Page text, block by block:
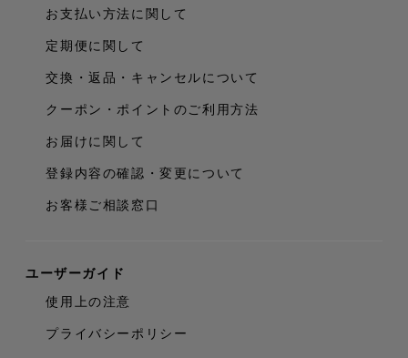
お支払い方法に関して
定期便に関して
交換・返品・キャンセルについて
クーポン・ポイントのご利用方法
お届けに関して
登録内容の確認・変更について
お客様ご相談窓口
ユーザーガイド
使用上の注意
プライバシーポリシー